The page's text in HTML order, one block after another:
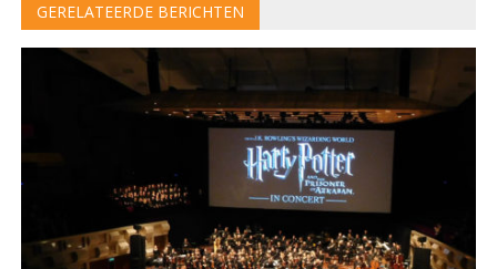
GERELATEERDE BERICHTEN